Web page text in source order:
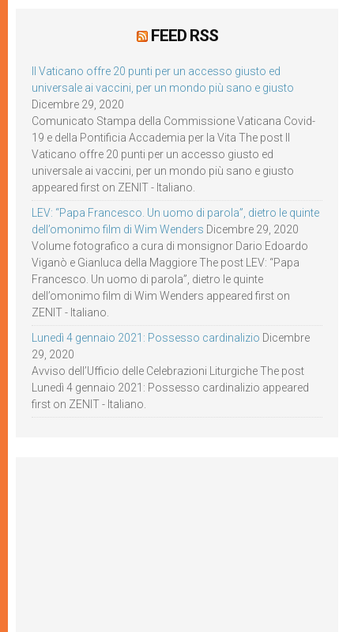
FEED RSS
Il Vaticano offre 20 punti per un accesso giusto ed
universale ai vaccini, per un mondo più sano e giusto
Dicembre 29, 2020
Comunicato Stampa della Commissione Vaticana Covid-
19 e della Pontificia Accademia per la Vita The post Il
Vaticano offre 20 punti per un accesso giusto ed
universale ai vaccini, per un mondo più sano e giusto
appeared first on ZENIT - Italiano.
LEV: “Papa Francesco. Un uomo di parola”, dietro le quinte
dell’omonimo film di Wim Wenders Dicembre 29, 2020
Volume fotografico a cura di monsignor Dario Edoardo
Viganò e Gianluca della Maggiore The post LEV: “Papa
Francesco. Un uomo di parola”, dietro le quinte
dell’omonimo film di Wim Wenders appeared first on
ZENIT - Italiano.
Lunedì 4 gennaio 2021: Possesso cardinalizio Dicembre
29, 2020
Avviso dell’Ufficio delle Celebrazioni Liturgiche The post
Lunedì 4 gennaio 2021: Possesso cardinalizio appeared
first on ZENIT - Italiano.